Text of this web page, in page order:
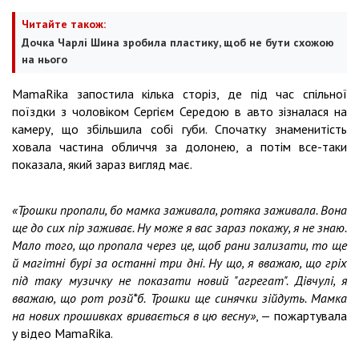
Читайте також:
Дочка Чарлі Шина зробила пластику, щоб не бути схожою
на нього
MamaRika запостила кілька сторіз, де під час спільної
поїздки з чоловіком Сергієм Середою в авто зізналася на
камеру, що збільшила собі губи. Спочатку знаменитість
ховала частина обличчя за долонею, а потім все-таки
показала, який зараз вигляд має.
«Трошки пропали, бо мамка заживала, ротяка заживала. Вона
ще до сих пір заживає. Ну може я вас зараз покажу, я не знаю.
Мало того, що пропала через це, щоб рани зализати, то ще
й магітні бурі за останні три дні. Ну що, я вважаю, що гріх
під таку музичку не показати новий "агрегат". Дівчулі, я
вважаю, що рот розй*б. Трошки ще синячки зійдуть. Мамка
на нових прошивках вривається в цю весну», — пожартувала
у відео MamaRika.